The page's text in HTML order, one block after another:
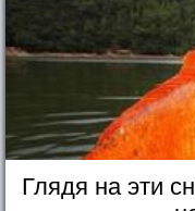
Глядя на эти